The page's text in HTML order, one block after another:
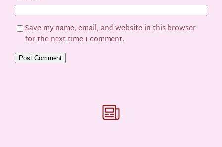
Save my name, email, and website in this browser
for the next time I comment.